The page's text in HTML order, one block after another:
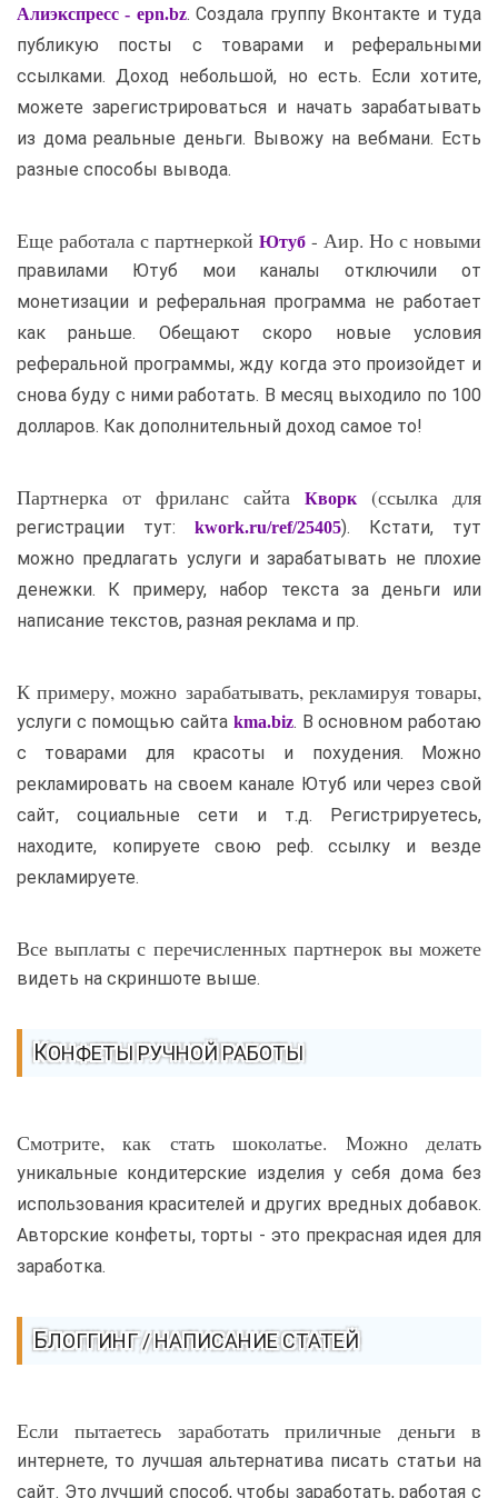
Алиэкспресс - epn.bz. Создала группу Вконтакте и туда
публикую посты с товарами и реферальными
ссылками. Доход небольшой, но есть. Если хотите,
можете зарегистрироваться и начать зарабатывать
из дома реальные деньги. Вывожу на вебмани. Есть
разные способы вывода.
Еще работала с партнеркой Ютуб - Аир. Но с новыми
правилами Ютуб мои каналы отключили от
монетизации и реферальная программа не работает
как раньше. Обещают скоро новые условия
реферальной программы, жду когда это произойдет и
снова буду с ними работать. В месяц выходило по 100
долларов. Как дополнительный доход самое то!
Партнерка от фриланс сайта Кворк(ссылка для
регистрации тут: kwork.ru/ref/25405). Кстати, тут
можно предлагать услуги и зарабатывать не плохие
денежки. К примеру, набор текста за деньги или
написание текстов, разная реклама и пр.
К примеру, можно зарабатывать, рекламируя товары,
услуги с помощью сайта kma.biz. В основном работаю
с товарами для красоты и похудения. Можно
рекламировать на своем канале Ютуб или через свой
сайт, социальные сети и т.д. Регистрируетесь,
находите, копируете свою реф. ссылку и везде
рекламируете.
Все выплаты с перечисленных партнерок вы можете
видеть на скриншоте выше.
КОНФЕТЫ РУЧНОЙ РАБОТЫ
Смотрите, как стать шоколатье. Можно делать
уникальные кондитерские изделия у себя дома без
использования красителей и других вредных добавок.
Авторские конфеты, торты - это прекрасная идея для
заработка.
БЛОГГИНГ / НАПИСАНИЕ СТАТЕЙ
Если пытаетесь заработать приличные деньги в
интернете, то лучшая альтернатива писать статьи на
сайт. Это лучший способ, чтобы заработать, работая с